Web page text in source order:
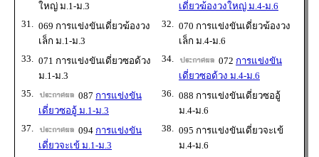
ใหญ่ ม.1-ม.3
เดี่ยวฆ้องวงใหญ่ ม.4-ม.6
31. 069 การแข่งขันเดี่ยวฆ้องวง
เล็ก ม.1-ม.3
32. 070 การแข่งขันเดี่ยวฆ้องวง
เล็ก ม.4-ม.6
33. 071 การแข่งขันเดี่ยวซอด้วง
ม.1-ม.3
34. 072 การแข่งขัน
เดี่ยวซอด้วง ม.4-ม.6
35.
087 การแข่งขัน
เดี่ยวซออู้ ม.1-ม.3
36. 088 การแข่งขันเดี่ยวซออู้
ม.4-ม.6
37.
094 การแข่งขัน
เดี่ยวจะเข้ ม.1-ม.3
38. 095 การแข่งขันเดี่ยวจะเข้
ม.4-ม.6